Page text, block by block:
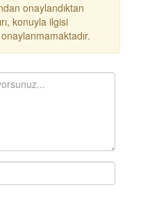
onaylandıktan
konuyla ilgisi